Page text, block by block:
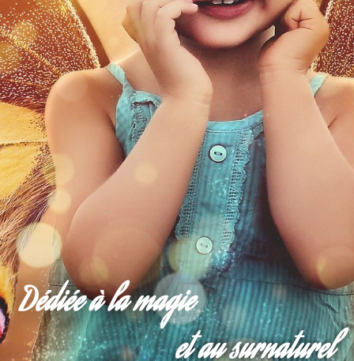
Dédiée à la magie